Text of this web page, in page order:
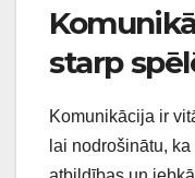
starp
Komunikācija ir
lai nodrošinātu,